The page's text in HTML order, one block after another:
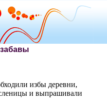
избы деревни,
и выпрашивали